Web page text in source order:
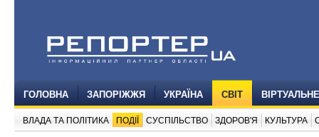
ГОЛОВНА ЗАПОРІЖЖЯ УКРАЇНА СВІТ
ВЛАДА ТА ПОЛІТИКА ПОДІЇ СУСПІЛЬСТВО ЗДОРОВ'Я КУЛЬТУРА